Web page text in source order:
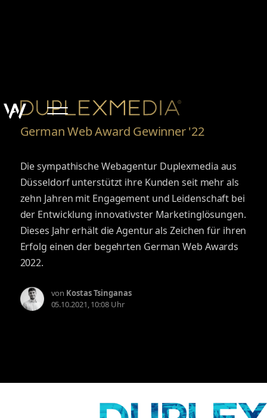
German Web Award Gewinner '22
Die sympathische Webagentur Duplexmedia aus
Düsseldorf unterstützt ihre Kunden seit mehr als
zehn Jahren mit Engagement und Leidenschaft bei
der Entwicklung innovativster Marketinglösungen.
Dieses Jahr erhält die Agentur als Zeichen für ihren
Erfolg einen der begehrten German Web Awards
2022.
von Kostas Tsinganas
05.10.2021, 10:08 Uhr